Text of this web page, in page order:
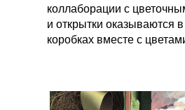
коллаборации с
и открытки оказываются
коробках вместе с